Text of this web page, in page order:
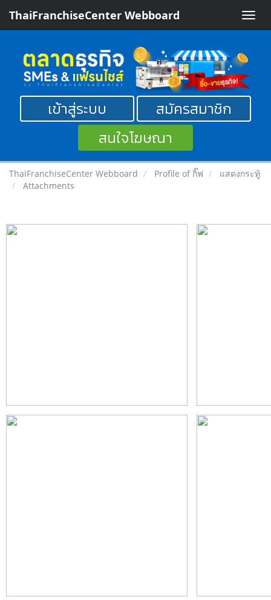
Toggle
ThaiFranchiseCenter Webboard
เข้าสู่ระบบ
สมัครสมาชิก
สนใจโฆษณา
ThaiFranchiseCenter Webboard Profile of กิ๊ฟ
แสดงกระทู้
Attachments